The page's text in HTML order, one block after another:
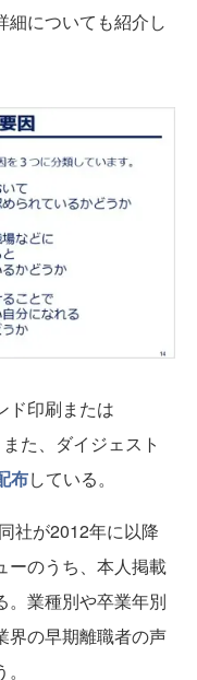
細についても紹介し
ド印刷または
た、ダイジェスト
布している。
社が2012年に以降
ーのうち、本人掲載
。業種別や卒業年別
界の早期離職者の声